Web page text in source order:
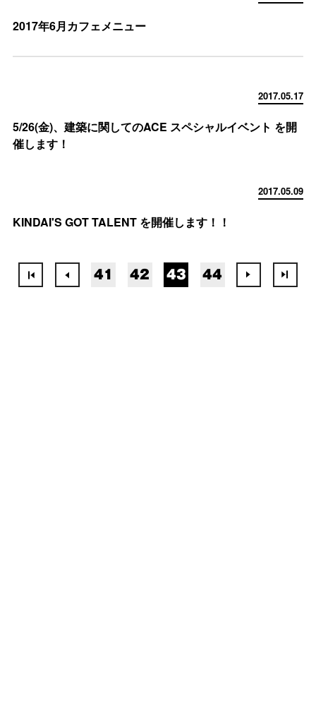
2017年6月カフェメニュー
2017.05.17
5/26(金)、建築に関してのACE スペシャルイベント を開
催します！
2017.05.09
KINDAI'S GOT TALENT を開催します！！
41 42 43 44